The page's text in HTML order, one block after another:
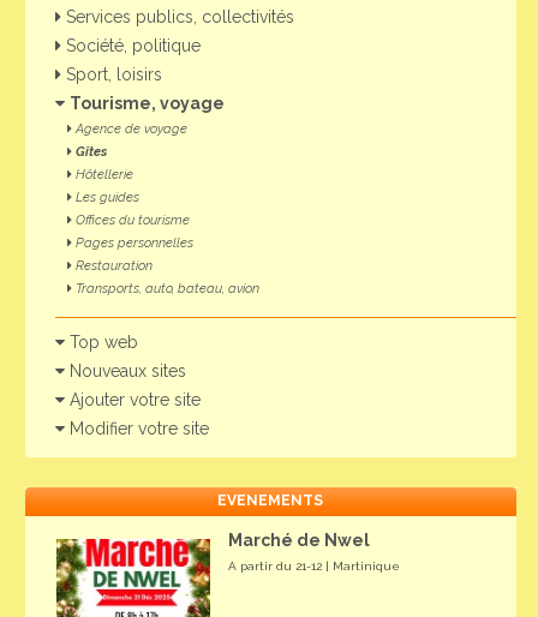
Services publics, collectivités
Société, politique
Sport, loisirs
Tourisme, voyage
Agence de voyage
Gîtes
Hôtellerie
Les guides
Offices du tourisme
Pages personnelles
Restauration
Transports, auto, bateau, avion
Top web
Nouveaux sites
Ajouter votre site
Modifier votre site
EVENEMENTS
Marché de Nwel
A partir du 21-12 | Martinique